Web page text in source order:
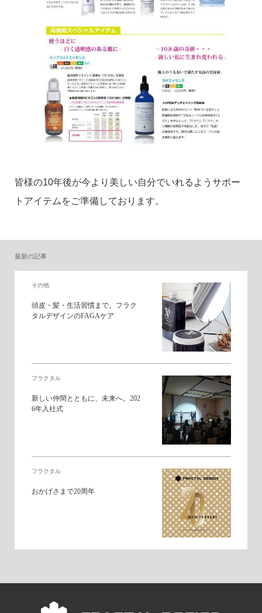
皆様の10年後が今より美しい自分でいれるようサポー
トアイテムをご準備しております。
最新の記事
その他
頭皮・髪・生活習慣まで。フラク
タルデザインのFAGAケア
フラクタル
新しい仲間とともに、未来へ。202
6年入社式
フラクタル
おかげさまで20周年